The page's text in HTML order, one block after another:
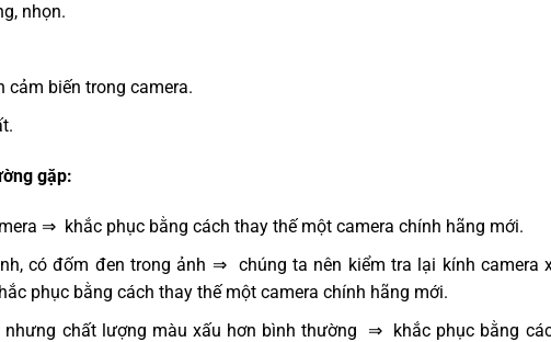
nhọn.
cảm biến trong camera.
gặp:
⇒ khắc phục bằng cách thay thế một camera chính hãng mới.
có đốm đen trong ảnh ⇒ chúng ta nên kiểm tra lại kính camera
phục bằng cách thay thế một camera chính hãng mới.
nhưng chất lượng màu xấu hơn bình thường ⇒ khắc phục bằng